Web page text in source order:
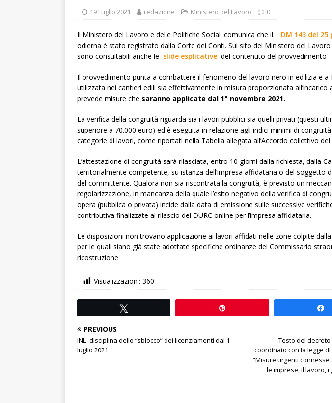
19 Luglio 2021 redazione Ministero del Lavoro 0
Il Ministero del Lavoro e delle Politiche Sociali comunica che il DM 143 del 25
odierna è stato registrato dalla Corte dei Conti. Sul sito del Ministero del Lavoro
sono consultabili anche le slide esplicative del contenuto del provvedimento
Il provvedimento punta a combattere il fenomeno del lavoro nero in edilizia e a
utilizzata nei cantieri edili sia effettivamente in misura proporzionata all’incarico
prevede misure che saranno applicate dal 1° novembre 2021.
La verifica della congruità riguarda sia i lavori pubblici sia quelli privati (questi
superiore a 70.000 euro) ed è eseguita in relazione agli indici minimi di
categorie di lavori, come riportati nella Tabella allegata all’Accordo collettivo
L’attestazione di congruità sarà rilasciata, entro 10 giorni dalla richiesta, dalla
territorialmente competente, su istanza dell’impresa affidataria o del soggetto
del committente. Qualora non sia riscontrata la congruità, è previsto un
regolarizzazione, in mancanza della quale l’esito negativo della verifica di
opera (pubblica o privata) incide dalla data di emissione sulle successive
contributiva finalizzate al rilascio del DURC online per l’impresa affidataria.
Le disposizioni non trovano applicazione ai lavori affidati nelle zone colpite
per le quali siano già state adottate specifiche ordinanze del Commissario
ricostruzione
Visualizzazioni: 360
PREVIOUS
INL- disciplina dello “sblocco” dei licenziamenti dal 1
luglio 2021
Testo del decreto
coordinato con la legge
“Misure urgenti connesse
le imprese, il lavoro, i